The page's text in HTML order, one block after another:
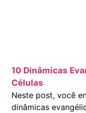
10 Dinâmicas
Células
Neste post, você
dinâmicas